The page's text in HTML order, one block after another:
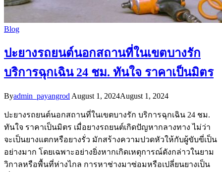
Blog
ปะยางรถยนต์นอกสถานที่ในเขตบางรัก
บริการฉุกเฉิน 24 ชม. ทันใจ ราคาเป็นมิตร
Byadmin_payangrod August 1, 2024August 1, 2024
ปะยางรถยนต์นอกสถานที่ในเขตบางรัก บริการฉุกเฉิน 24 ชม.
ทันใจ ราคาเป็นมิตร เมื่อยางรถยนต์เกิดปัญหากลางทาง ไม่ว่า
จะเป็นยางแตกหรือยางรั่ว มักสร้างความปวดหัวให้กับผู้ขับขี่เป็น
อย่างมาก โดยเฉพาะอย่างยิ่งหากเกิดเหตุการณ์ดังกล่าวในยาม
วิกาลหรือพื้นที่ห่างไกล การหาช่างมาซ่อมหรือเปลี่ยนยางเป็น